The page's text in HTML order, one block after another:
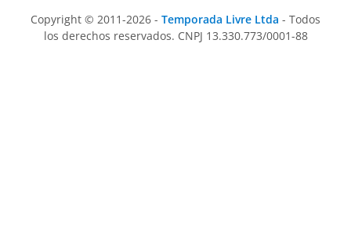
Copyright © 2011-2026 - Temporada Livre Ltda - Todos
los derechos reservados. CNPJ 13.330.773/0001-88